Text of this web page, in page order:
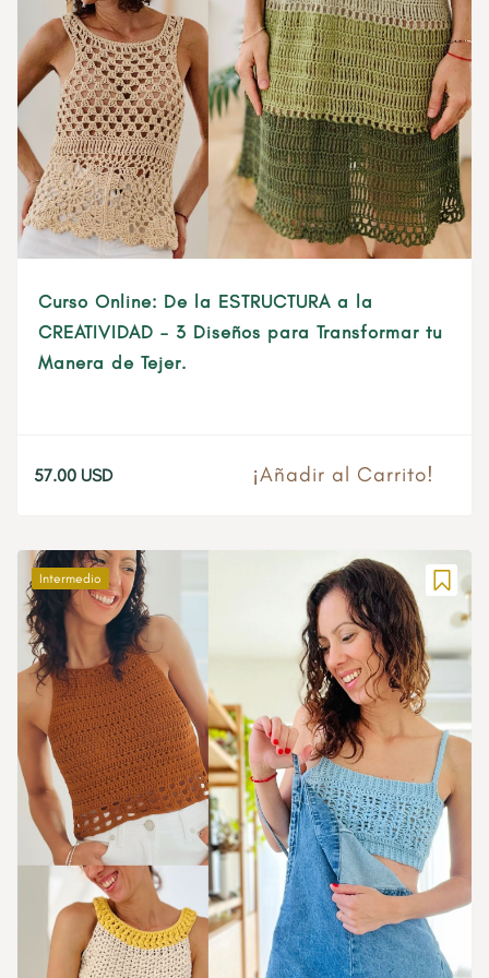
Curso Online: De la ESTRUCTURA a la
CREATIVIDAD – 3 Diseños para Transformar tu
Manera de Tejer.
57.00 USD ¡Añadir al Carrito!
Intermedio